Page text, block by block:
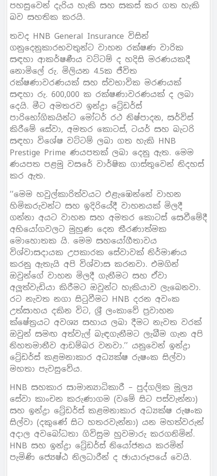
පහසුවෙන් දැරිය හැකි සහ සකස් කර ගත හැකි
බව සහතික කරයි.
තවද HNB General Insurance විසින්
ගනුදෙනුකාරභවතුන්ට වාහන රක්ෂණ වාරික
සඳහා ආකර්ෂණීය වට්ටම් ද හදිසි මරණයකදී
නොමිලේ රු. මිලියන 4.5ක ජීවිත
රක්ෂණාවරණයක් සහ ස්වභාවික මරණයක්
සඳහා රු. 600,000 ක රක්ෂණාවරණයක් ද ලබා
දෙයි. මීට අමතරව ඉන්ද්‍රා ටේ‍්‍රඩර්ස්
පාරිභෝගිකයින්ට මෝටර් රථ නිෂ්පාදන, සර්විස්
කිරීමේ සේවා, අමතර කොටස්, ටයර් සහ බැටරි
සඳහා විශේෂ වට්ටම් ලබා ගත හැකි HNB
Prestige Prime ණයපතක් ලබා දෙනු ඇත. මෙම
ණයපත පළමු වසරේ වාර්ෂික ගාස්තුවෙන් නිදහස්
කර ඇත.
‘‘මෙම හවුල්කාරිත්වයට එළැඹෙන්නේ වාහන
හිමිකරුවන්ට සහ ඉදිරියේදී වාහනයක් මිලදී
ගන්නා අයට වාහන සහ අමතර කොටස් සෙවීමේදී
අභියෝගවලට මුහුණ දෙන තීරණාත්මක
මොහොතක යි. මෙම සහයෝගීතාවය
විශ්වාසදායක උපකාරක සේවාවක් නිර්මාණය
කරනු ඇතැයි අපි විශ්වාස කරනවා. එමගින්
ඔවුන්ගේ වාහන මිලදී ගැනීමට සහ ඒවා
අලූත්වැඩියා කිරීමට ඔවුන්ට හැකියාව ලැබෙනවා.
රට නැවත නගා සිටුවීමට HNB දරන අවංක
උත්සාහය දකින විට, ශ‍්‍රී ලංකාවේ ප‍්‍රවාහන
ක්ෂේත‍්‍රයට අවශ්‍ය සහාය ලබා දීමට නැවත වරක්
ඔවුන් සමඟ අත්වැල් බැඳගැනීමට ලැබීම ගැන අපි
නිහතමානීව ආඩම්බර වනවා.’’ යනුවෙන් ඉන්ද්‍රා
ටේ‍්‍රඩර්ස් කළමනාකාර අධ්‍යක්ෂ රුෂංක සිල්වා
මහතා පැවසුවේය.
HNB සහකාර සාමාන්‍යාධිකාරී – පුද්ගලික මූල්‍ය
සේවා කාංචන කරුණාගම (වමේ සිට පස්වැන්නා)
සහ ඉන්ද්‍රා ටේ‍්‍රඩර්ස් කළමනාකාර අධ්‍යක්ෂ රුෂංක
සිල්වා (දකුණේ සිට හතරවැන්නා) යන මහත්වරුන්
අදාල අවබෝධතා ගිවිසුම හුවමාරු කරගනිමින්.
HNB සහ ඉන්ද්‍රා ටේ‍්‍රඩර්ස් නියෝජනය කරමින්
පැමිණි ජ්‍යෙෂ්ඨ නිලධාරීන් ද ඡායාරූපයේ වෙයි.